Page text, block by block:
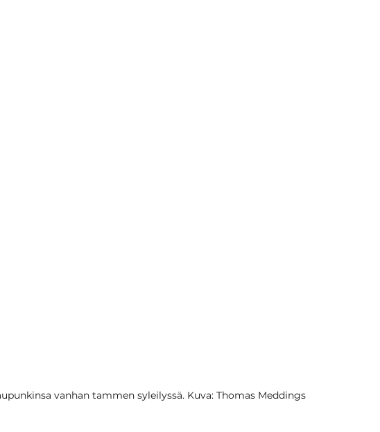
vanhan tammen syleilyssä. Kuva: Thomas Meddings